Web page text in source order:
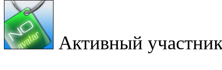
Активный